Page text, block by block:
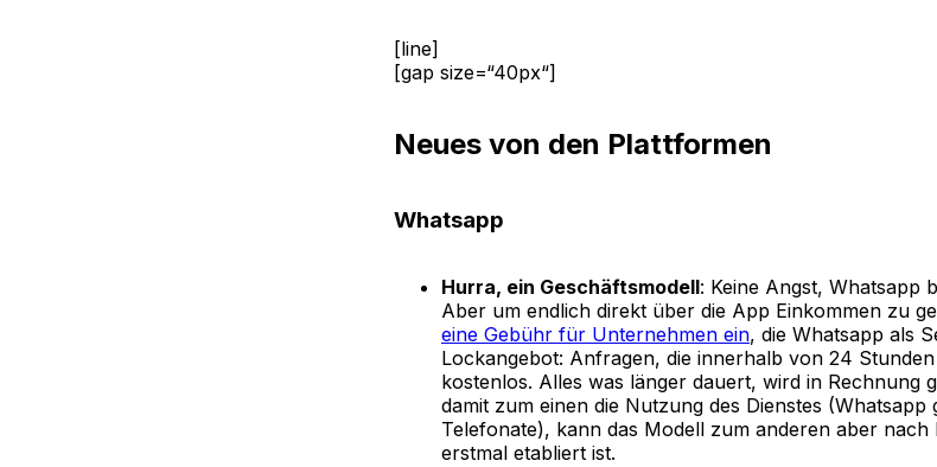
[line]
[gap size=“40px“]
Neues von den Plattformen
Whatsapp
Hurra, ein Geschäftsmodell: Keine Angst, Whatsapp
Aber um endlich direkt über die App Einkommen zu
eine Gebühr für Unternehmen ein, die Whatsapp als
Lockangebot: Anfragen, die innerhalb von 24
kostenlos. Alles was länger dauert, wird in Rechnung
damit zum einen die Nutzung des Dienstes (Whatsapp
Telefonate), kann das Modell zum anderen aber
erstmal etabliert ist.